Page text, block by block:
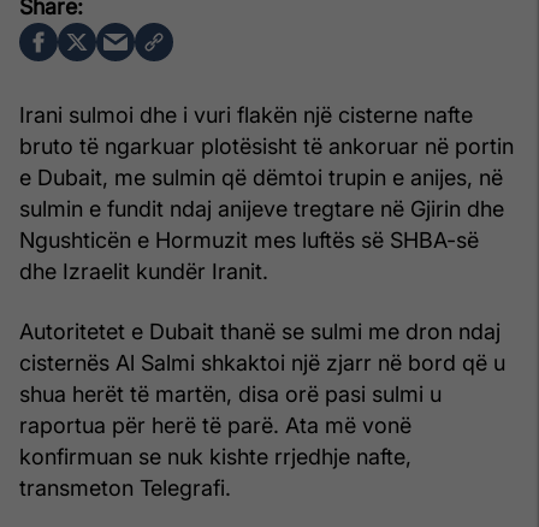
Irani sulmoi dhe i vuri flakën një cisterne nafte
bruto të ngarkuar plotësisht të ankoruar në portin
e Dubait, me sulmin që dëmtoi trupin e anijes, në
sulmin e fundit ndaj anijeve tregtare në Gjirin dhe
Ngushticën e Hormuzit mes luftës së SHBA-së
dhe Izraelit kundër Iranit.
Autoritetet e Dubait thanë se sulmi me dron ndaj
cisternës Al Salmi shkaktoi një zjarr në bord që u
shua herët të martën, disa orë pasi sulmi u
raportua për herë të parë. Ata më vonë
konfirmuan se nuk kishte rrjedhje nafte,
transmeton Telegrafi.